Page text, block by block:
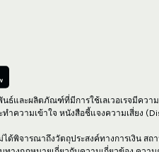
ธ์และผลิตภัณฑ์ที่มีการใช้เลเวอเรจมีควา
ความเข้าใจ หนังสือชี้แจงความเสี่ยง
ด้พิจารณาถึงวัตถุประสงค์ทางการเงิน ส